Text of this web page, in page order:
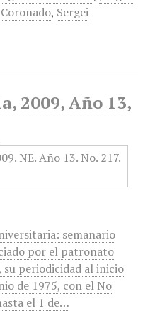
, Sergei
2009, Año 13,
semanario
por el patronato
periodicidad al inicio
de 1975, con el No
el 1 de…